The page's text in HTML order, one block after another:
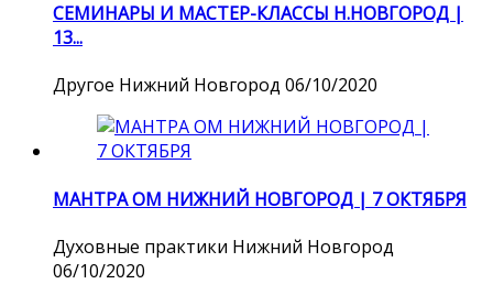
СЕМИНАРЫ И МАСТЕР-КЛАССЫ Н.НОВГОРОД |
13...
Другое Нижний Новгород 06/10/2020
МАНТРА ОМ НИЖНИЙ НОВГОРОД | 7 ОКТЯБРЯ
Духовные практики Нижний Новгород
06/10/2020